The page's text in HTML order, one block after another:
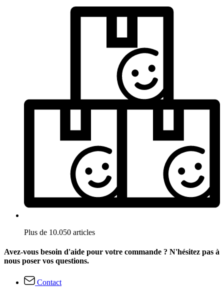
Plus de 10.050 articles
Avez-vous besoin d'aide pour votre commande ? N'hésitez pas à
nous poser vos questions.
Contact